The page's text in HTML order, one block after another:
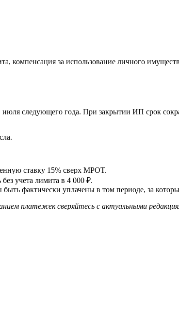
компенсация за использование личного
следующего года. При закрытии ИП срок
ставку 15% сверх МРОТ.
учета лимита в 4 000 ₽.
фактически уплачены в том периоде, за
платежек сверяйтесь с актуальными